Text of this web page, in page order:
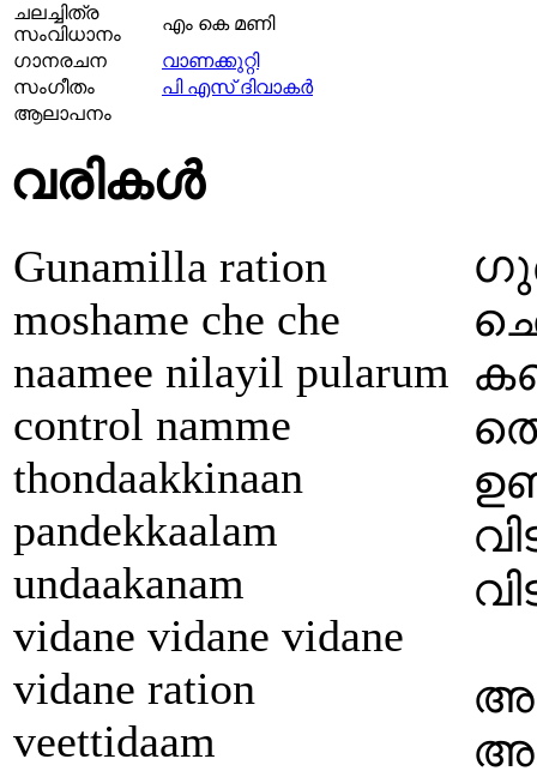
ചലച്ചിത്ര
സംവിധാനം
എം കെ മണി
ഗാനരചന
വാണക്കുറ്റി
സംഗീതം
പി എസ്‌ ദിവാകര്‍
ആലാപനം
വരികള്‍
Gunamilla ration
moshame che che
naamee nilayil pularum
control namme
thondaakkinaan
pandekkaalam
undaakanam
vidane vidane vidane
vidane ration
veettidaam